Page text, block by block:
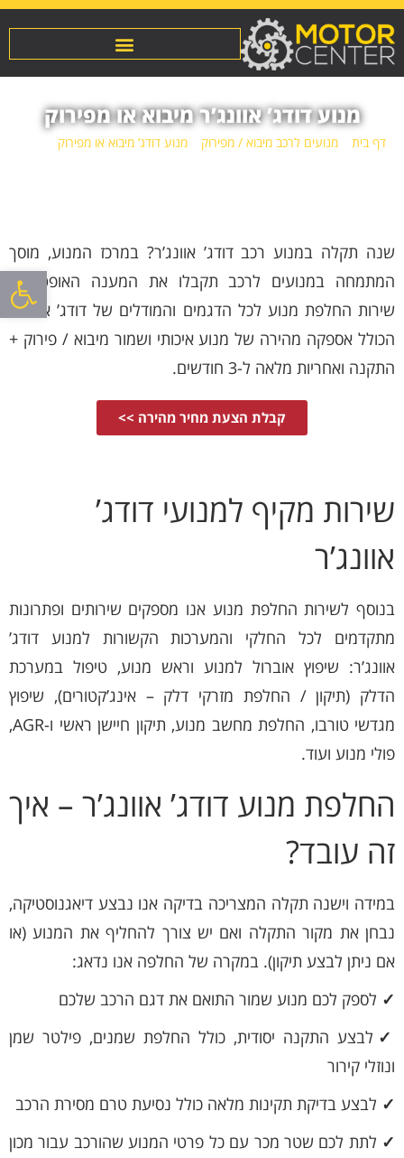
פתח
מנוע דודג’ אוונג’ר מיבוא או מפירוק
דף בית מנועים לרכב מיבוא / מפירוק מנוע דודג’ מיבוא או מפירוק
שנה תקלה במנוע רכב דודג’ אוונג’ר? במרכז המנוע, מוסך
המתמחה במנועים לרכב תקבלו את המענה האופטימלי:
שירות החלפת מנוע לכל הדגמים והמודלים של דודג’ אוונג’ר
הכולל אספקה מהירה של מנוע איכותי ושמור מיבוא / פירוק +
התקנה ואחריות מלאה ל-3 חודשים.
קבלת הצעת מחיר מהירה >>
שירות מקיף למנועי דודג’
אוונג’ר
בנוסף לשירות החלפת מנוע אנו מספקים שירותים ופתרונות
מתקדמים לכל החלקי והמערכות הקשורות למנוע דודג’
אוונג’ר: שיפוץ אוברול למנוע וראש מנוע, טיפול במערכת
הדלק (תיקון / החלפת מזרקי דלק – אינג’קטורים), שיפוץ
מגדשי טורבו, החלפת מחשב מנוע, תיקון חיישן ראשי ו-AGR,
פולי מנוע ועוד.
החלפת מנוע דודג’ אוונג’ר – איך
זה עובד?
במידה וישנה תקלה המצריכה בדיקה אנו נבצע דיאגנוסטיקה,
נבחן את מקור התקלה ואם יש צורך להחליף את המנוע (או
אם ניתן לבצע תיקון). במקרה של החלפה אנו נדאג:
✓ לספק לכם מנוע שמור התואם את דגם הרכב שלכם
✓ לבצע התקנה יסודית, כולל החלפת שמנים, פילטר שמן
ונוזלי קירור
✓ לבצע בדיקת תקינות מלאה כולל נסיעת טרם מסירת הרכב
✓ לתת לכם שטר מכר עם כל פרטי המנוע שהורכב עבור מכון